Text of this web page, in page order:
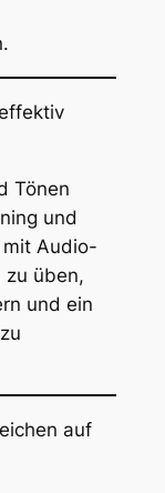
Tönen
und
mit Audio-
zu üben,
und ein
auf